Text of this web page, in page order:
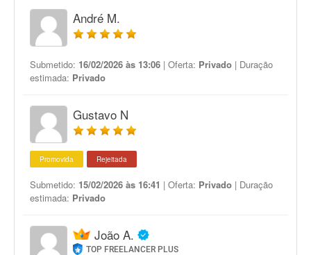
André M.
Submetido: 16/02/2026 às 13:06 | Oferta: Privado | Duração
estimada: Privado
Gustavo N
Promovida Rejeitada
Submetido: 15/02/2026 às 16:41 | Oferta: Privado | Duração
estimada: Privado
João A.
TOP FREELANCER PLUS